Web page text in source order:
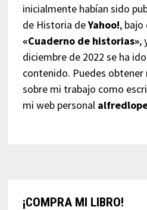
inicialmente habían sido
de Historia deYahoo!,
«Cuaderno de historias»,
diciembre de 2022 se ha
contenido. Puedes
sobre mi trabajo como
mi web personal
¡COMPRA MI LIBRO!